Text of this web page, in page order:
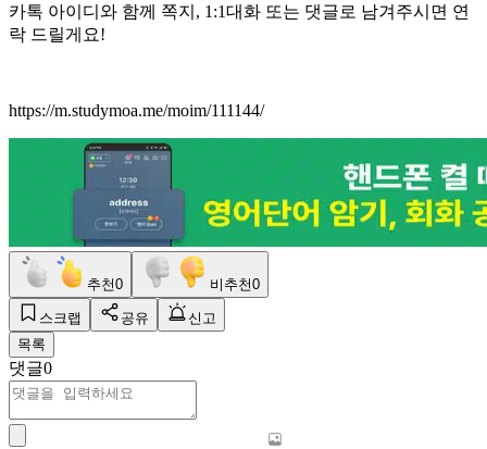
카톡 아이디와 함께 쪽지, 1:1대화 또는 댓글로 남겨주시면 연
락 드릴게요!
https://m.studymoa.me/moim/111144/
추천0 비추천0
스크랩 공유
신고
목록
댓글0